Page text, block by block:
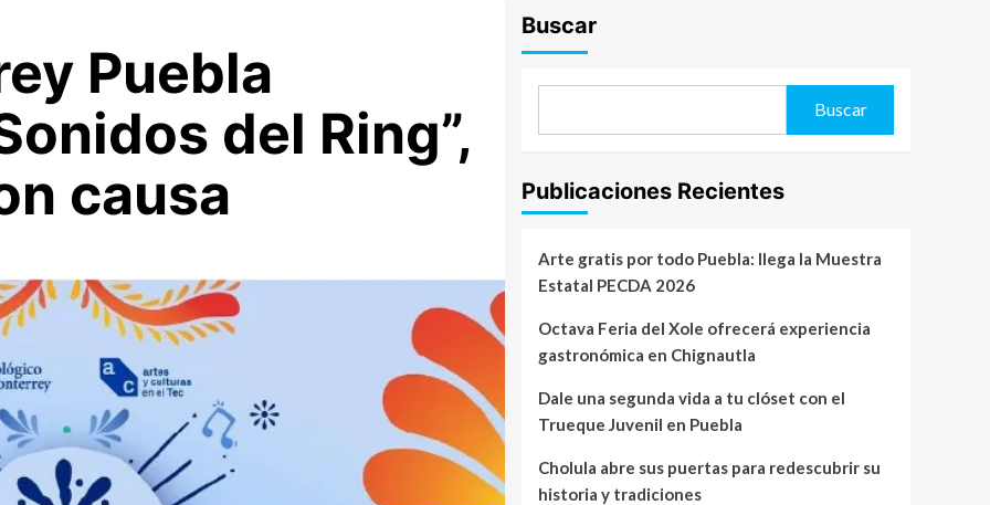
Puebla
del Ring”,
causa
Buscar
Buscar
Publicaciones Recientes
Arte gratis por todo Puebla: llega la Muestra
Estatal PECDA 2026
Octava Feria del Xole ofrecerá experiencia
gastronómica en Chignautla
Dale una segunda vida a tu clóset con el
Trueque Juvenil en Puebla
Cholula abre sus puertas para redescubrir su
historia y tradiciones